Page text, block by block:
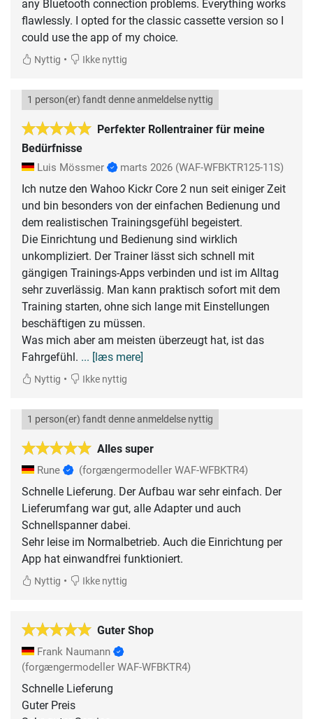
any Bluetooth connection problems. Everything works
flawlessly. I opted for the classic cassette version so I
could use the app of my choice.
Nyttig • Ikke nyttig
Perfekter Rollentrainer für meine
Bedürfnisse
1 person(er) fandt denne anmeldelse nyttig
Luis Mössmer marts 2026 (WAF-WFBKTR125-11S)
Ich nutze den Wahoo Kickr Core 2 nun seit einiger Zeit
und bin besonders von der einfachen Bedienung und
dem realistischen Trainingsgefühl begeistert.
Die Einrichtung und Bedienung sind wirklich
unkompliziert. Der Trainer lässt sich schnell mit
gängigen Trainings-Apps verbinden und ist im Alltag
sehr zuverlässig. Man kann praktisch sofort mit dem
Training starten, ohne sich lange mit Einstellungen
beschäftigen zu müssen.
Was mich aber am meisten überzeugt hat, ist das
Fahrgefühl. ... [læs mere]
Nyttig • Ikke nyttig
Alles super
1 person(er) fandt denne anmeldelse nyttig
Rune (forgængermodeller WAF-WFBKTR4)
Schnelle Lieferung. Der Aufbau war sehr einfach. Der
Lieferumfang war gut, alle Adapter und auch
Schnellspanner dabei.
Sehr leise im Normalbetrieb. Auch die Einrichtung per
App hat einwandfrei funktioniert.
Nyttig • Ikke nyttig
Guter Shop
Frank Naumann
(forgængermodeller WAF-WFBKTR4)
Schnelle Lieferung
Guter Preis